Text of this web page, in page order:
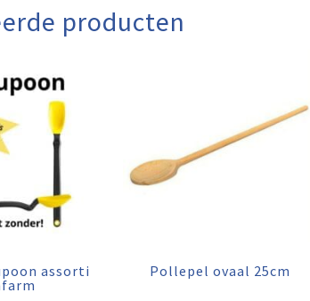
producten
assorti
Pollepel ovaal 25cm